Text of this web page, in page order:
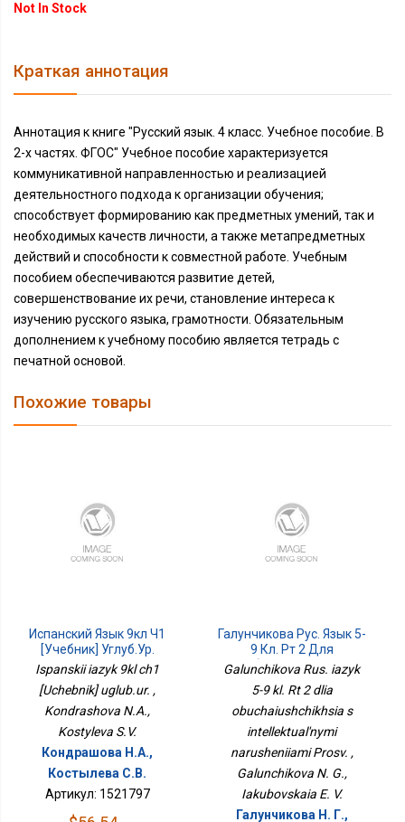
Not In Stock
Краткая аннотация
Аннотация к книге "Русский язык. 4 класс. Учебное пособие. В
2-х частях. ФГОС" Учебное пособие характеризуется
коммуникативной направленностью и реализацией
деятельностного подхода к организации обучения;
способствует формированию как предметных умений, так и
необходимых качеств личности, а также метапредметных
действий и способности к совместной работе. Учебным
пособием обеспечиваются развитие детей,
совершенствование их речи, становление интереса к
изучению русского языка, грамотности. Обязательным
дополнением к учебному пособию является тетрадь с
печатной основой.
Похожие товары
Испанский Язык 9кл Ч1
[Учебник] Углуб.ур.
Ispanskii iazyk 9kl ch1
[Uchebnik] uglub.ur. ,
Kondrashova N.A.,
Kostyleva S.V.
Кондрашова Н.А.,
Костылева С.В.
Артикул: 1521797
Галунчикова Рус. Язык 5-
9 Кл. Рт 2 Для
Обучающихся С
Интеллектуальными
Нарушениями Просв.
Galunchikova Rus. iazyk
5-9 kl. Rt 2 dlia
obuchaiushchikhsia s
intellektual'nymi
narusheniiami Prosv. ,
Galunchikova N. G.,
Iakubovskaia E. V.
Галунчикова Н. Г.,